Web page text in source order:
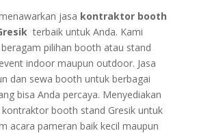
jasa kontraktor booth
terbaik untuk Anda. Kami
pilihan booth atau stand
indoor maupun outdoor. Jasa
dan sewa booth untuk berbagai
bisa Anda percaya. Menyediakan
booth stand Gresik untuk
acara pameran baik kecil maupun